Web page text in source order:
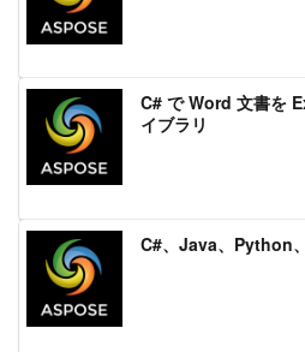
C# で Word 文書を
イブラリ
C#、Java、Python